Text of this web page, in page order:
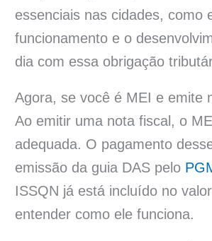
essenciais nas cidades, como
funcionamento e o
dia com essa obrigação
Agora, se você é MEI e emite
Ao emitir uma nota fiscal, o
adequada. O pagamento
emissão da guia DAS pelo
ISSQN já está incluído no
entender como ele funciona.